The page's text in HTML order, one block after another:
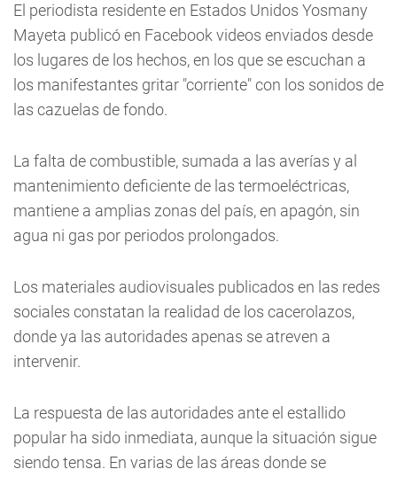
El periodista residente en Estados Unidos Yosmany
Mayeta publicó en Facebook videos enviados desde
los lugares de los hechos, en los que se escuchan a
los manifestantes gritar "corriente" con los sonidos de
las cazuelas de fondo.
La falta de combustible, sumada a las averías y al
mantenimiento deficiente de las termoeléctricas,
mantiene a amplias zonas del país, en apagón, sin
agua ni gas por periodos prolongados.
Los materiales audiovisuales publicados en las redes
sociales constatan la realidad de los cacerolazos,
donde ya las autoridades apenas se atreven a
intervenir.
La respuesta de las autoridades ante el estallido
popular ha sido inmediata, aunque la situación sigue
siendo tensa. En varias de las áreas donde se